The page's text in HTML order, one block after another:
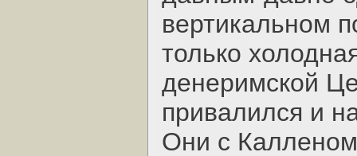
вертикальном
только
денеримской
привалился и
Они с